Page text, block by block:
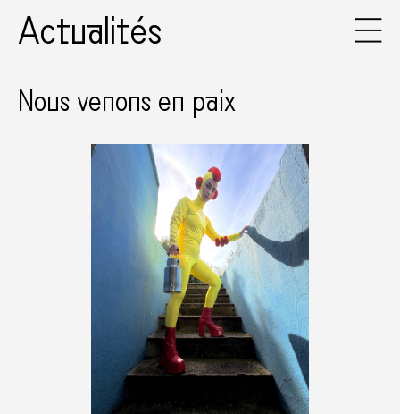
Actualités
Nous venons en paix